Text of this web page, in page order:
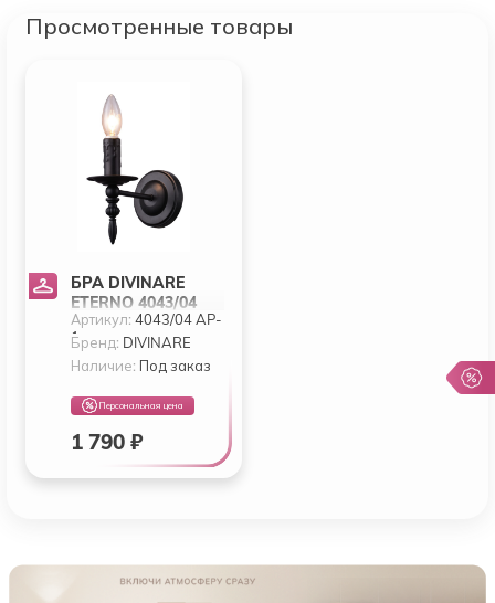
Просмотренные товары
БРА DIVINARE
ETERNO 4043/04
AP-1
Артикул:4043/04 AP-
1
Бренд: DIVINARE
Наличие: Под заказ
Персональная цена
1 790 ₽